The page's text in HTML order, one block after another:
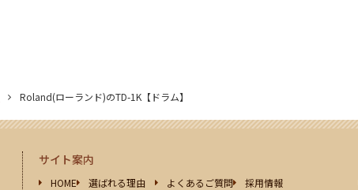
Roland(ローランド)のTD-1K【ドラム】
サイト案内
HOME 選ばれる理由 よくあるご質問 採用情報